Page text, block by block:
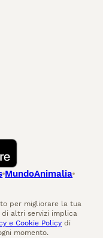
MundoAnimalia
per migliorare la tua
di altri servizi implica
e Cookie Policy di
momento.